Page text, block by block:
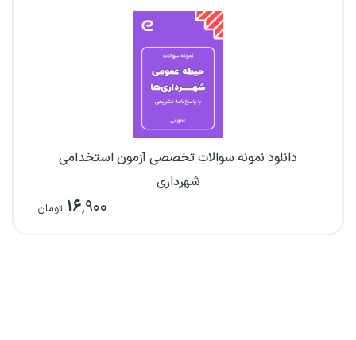
دانلود نمونه سوالات تخصصی آزمون استخدامی
شهرداری
۱۶,۹۰۰ تومان